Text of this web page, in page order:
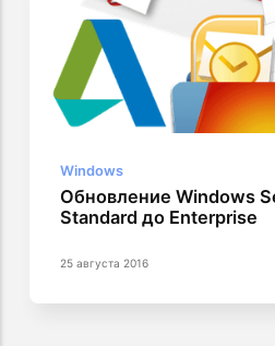
Windows
Обновление Windows
Standard до Enterprise
25 августа 2016